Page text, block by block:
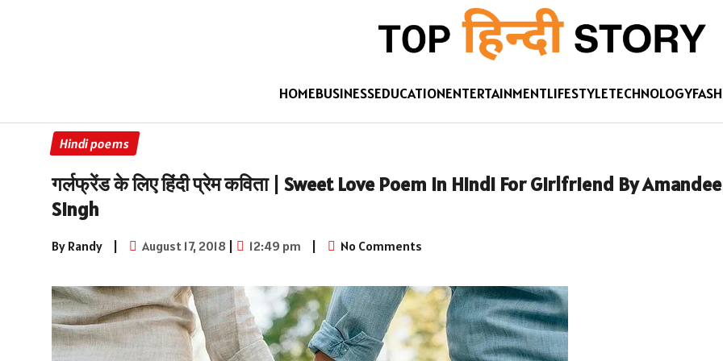
HOMEBUSINESSEDUCATIONENTERTAINMENTLIFESTYLETECHNOLOGY
Hindi poems
गर्लफ्रेंड के लिए हिंदी प्रेम कविता | Sweet Love Poem in Hindi For Girlfriend By
Singh
By Randy | August 17, 2018 | 12:49 pm | No Comments